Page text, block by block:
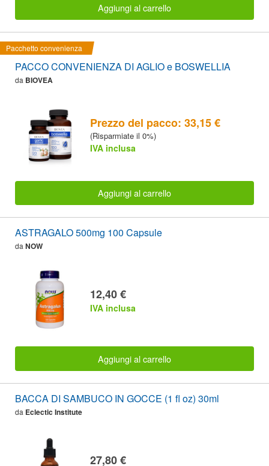
Aggiungi al carrello
Pacchetto convenienza
PACCO CONVENIENZA DI AGLIO e BOSWELLIA
da BIOVEA
Prezzo del pacco: 33,15 €
(Risparmiate il 0%)
IVA inclusa
Aggiungi al carrello
ASTRAGALO 500mg 100 Capsule
da NOW
12,40 €
IVA inclusa
Aggiungi al carrello
BACCA DI SAMBUCO IN GOCCE (1 fl oz) 30ml
da Eclectic Institute
27,80 €